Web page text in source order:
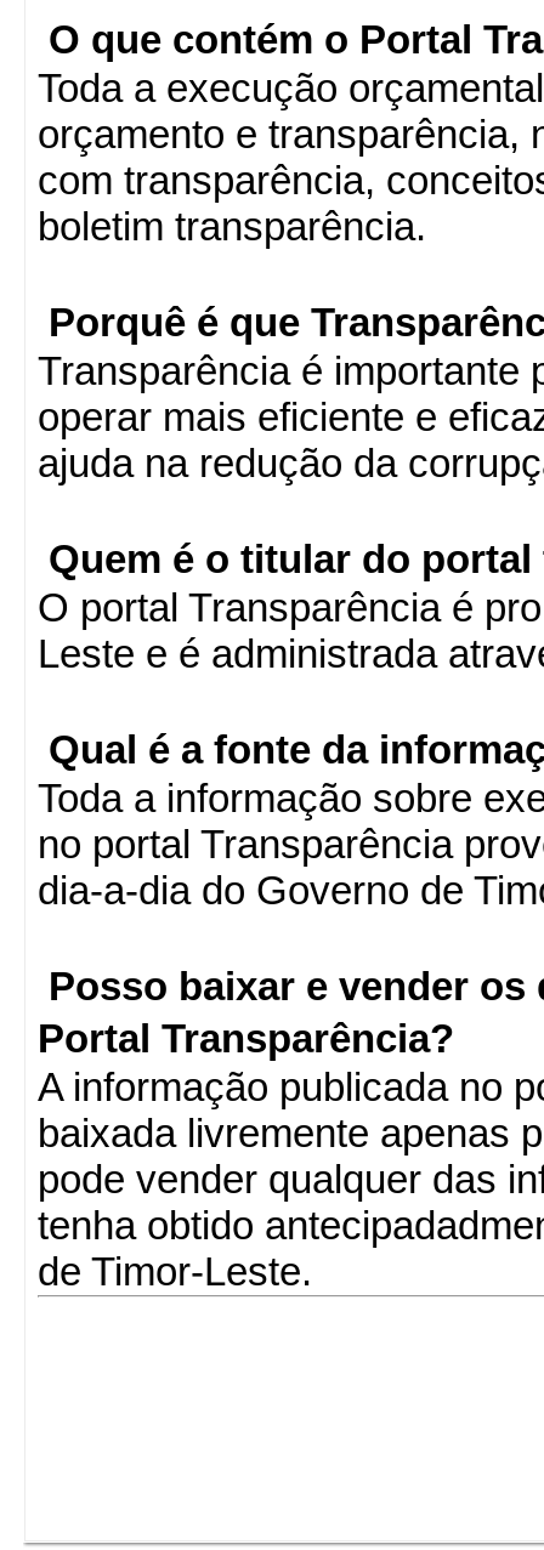
O que contém o Portal
Toda a execução
orçamento e transparência,
com transparência,
boletim transparência.
Porquê é que
Transparência é importante
operar mais eficiente e
ajuda na redução da
Quem é o titular do
O portal Transparência é
Leste e é administrada
Qual é a fonte da
Toda a informação sobre
no portal Transparência
dia-a-dia do Governo de
Posso baixar e vender
Portal Transparência?
A informação publicada no
baixada livremente apenas
pode vender qualquer das
tenha obtido
de Timor-Leste.